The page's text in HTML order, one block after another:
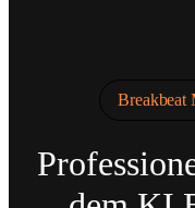
Breakbeat